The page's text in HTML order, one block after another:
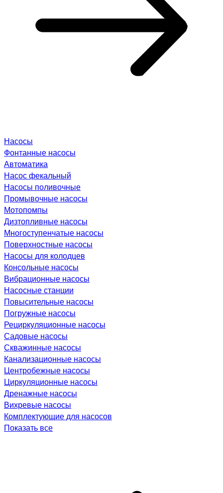
Насосы
Фонтанные насосы
Автоматика
Насос фекальный
Насосы поливочные
Промывочные насосы
Мотопомпы
Дизтопливные насосы
Многоступенчатые насосы
Поверхностные насосы
Насосы для колодцев
Консольные насосы
Вибрационные насосы
Насосные станции
Повысительные насосы
Погружные насосы
Рециркуляционные насосы
Садовые насосы
Скважинные насосы
Канализационные насосы
Центробежные насосы
Циркуляционные насосы
Дренажные насосы
Вихревые насосы
Комплектующие для насосов
Показать все